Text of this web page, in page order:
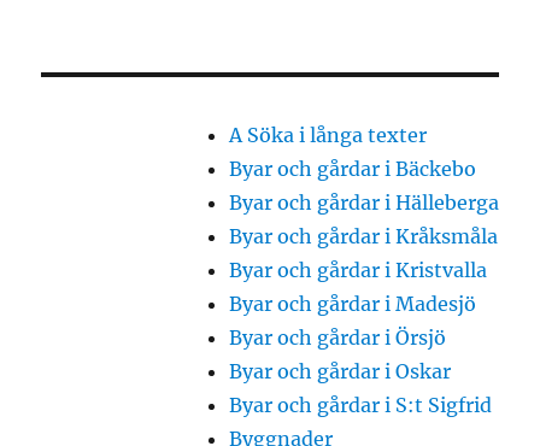
A Söka i långa texter
Byar och gårdar i Bäckebo
Byar och gårdar i Hälleberga
Byar och gårdar i Kråksmåla
Byar och gårdar i Kristvalla
Byar och gårdar i Madesjö
Byar och gårdar i Örsjö
Byar och gårdar i Oskar
Byar och gårdar i S:t Sigfrid
Byggnader